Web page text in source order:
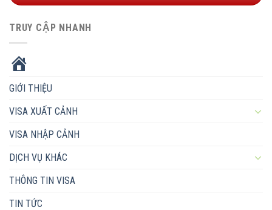
TRUY CẬP NHANH
GIỚI THIỆU
VISA XUẤT CẢNH
VISA NHẬP CẢNH
DỊCH VỤ KHÁC
THÔNG TIN VISA
TIN TỨC